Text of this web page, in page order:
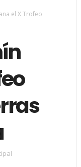
el X Trofeo